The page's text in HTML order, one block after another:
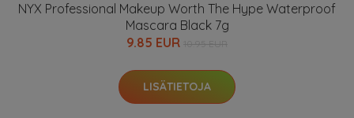
NYX Professional Makeup Worth The Hype Waterproof
Mascara Black 7g
9.85 EUR
LISÄTIETOJA